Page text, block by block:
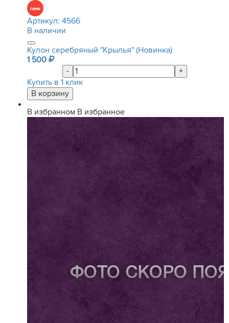
Артикул: 4566
В наличии
Кулон серебряный "Крылья" (Новинка)
1 500
-
+
Купить в 1 клик
В избранном В избранное